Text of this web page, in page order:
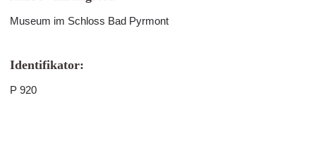
Museum im Schloss Bad Pyrmont
Identifikator:
P 920